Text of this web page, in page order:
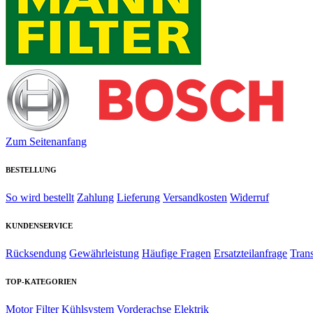
Zum Seitenanfang
BESTELLUNG
So wird bestellt Zahlung Lieferung Versandkosten Widerruf
KUNDENSERVICE
Rücksendung Gewährleistung Häufige Fragen Ersatzteilanfrage
TOP-KATEGORIEN
Motor Filter Kühlsystem Vorderachse Elektrik